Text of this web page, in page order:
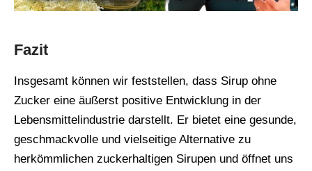
Fazit
Insgesamt können wir feststellen, dass Sirup ohne
Zucker eine äußerst positive Entwicklung in der
Lebensmittelindustrie darstellt. Er bietet eine gesunde,
geschmackvolle und vielseitige Alternative zu
herkömmlichen zuckerhaltigen Sirupen und öffnet uns